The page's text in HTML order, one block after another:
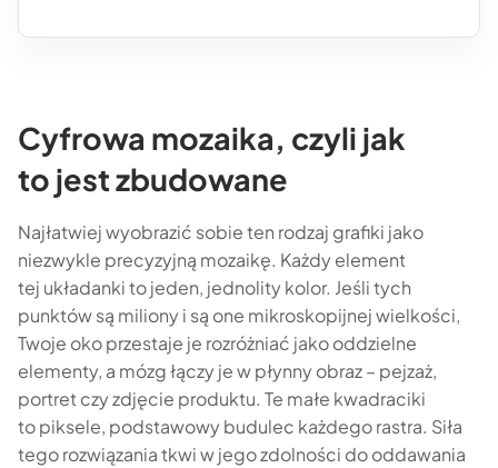
Cyfrowa mozaika, czyli jak
to jest zbudowane
Najłatwiej wyobrazić sobie ten rodzaj grafiki jako
niezwykle precyzyjną mozaikę. Każdy element
tej układanki to jeden, jednolity kolor. Jeśli tych
punktów są miliony i są one mikroskopijnej wielkości,
Twoje oko przestaje je rozróżniać jako oddzielne
elementy, a mózg łączy je w płynny obraz – pejzaż,
portret czy zdjęcie produktu. Te małe kwadraciki
to piksele, podstawowy budulec każdego rastra. Siła
tego rozwiązania tkwi w jego zdolności do oddawania